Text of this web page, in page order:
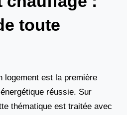
toute
logement est la première
réussie. Sur
thématique est traitée avec